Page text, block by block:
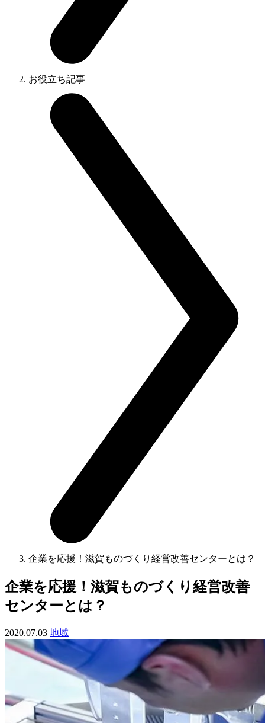
お役立ち記事
企業を応援！滋賀ものづくり経営改善センターとは？
企業を応援！滋賀ものづくり経営改善
センターとは？
2020.07.03 地域